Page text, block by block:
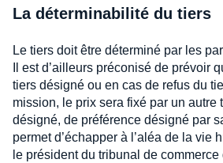
La déterminabilité du tiers
Le tiers doit être déterminé par les
Il est d’ailleurs préconisé de prévoir
tiers désigné ou en cas de refus du
mission, le prix sera fixé par un autre
désigné, de préférence désigné par
permet d’échapper à l’aléa de la vie
le président du tribunal de commerce